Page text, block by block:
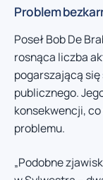
Problem
Poseł Bob De
rosnąca liczba
pogarszającą
publicznego.
konsekwencji,
problemu.
„Podobne